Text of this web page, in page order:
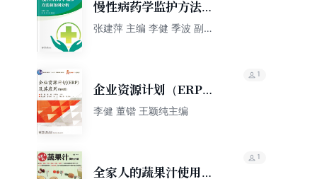
慢性病药学监护方法和
案例分析
张建萍 主编 李健 季波 副主
企业资源计划（ERP）
及其应用
李健 董锴 王颖纯主编
1
全家人的蔬果汁使用手
1